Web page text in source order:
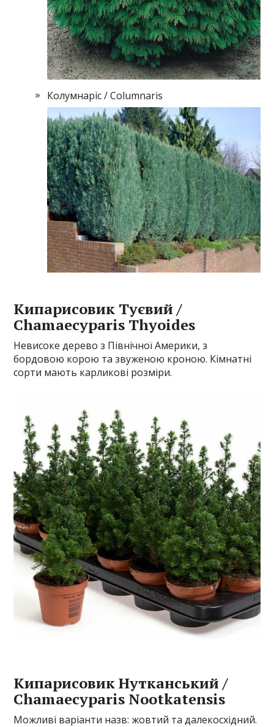
Колумнаріс / Columnaris
Кипарисовик Туєвий /
Chamaecyparis Thyoides
Невисоке дерево з Північної Америки, з
бордовою корою та звуженою кроною. Кімнатні
сорти мають карликові розміри.
Кипарисовик Нутканський /
Chamaecyparis Nootkatensis
Можливі варіанти назв: жовтий та далекосхідний.